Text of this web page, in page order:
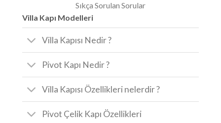
Sıkça Sorulan Sorular
Villa Kapı Modelleri
Villa Kapısı Nedir ?
Pivot Kapı Nedir ?
Villa Kapısı Özellikleri nelerdir ?
Pivot Çelik Kapı Özellikleri